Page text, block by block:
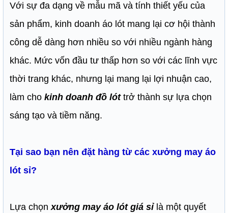
Với sự đa dạng về mẫu mã và tính thiết yếu của
sản phẩm, kinh doanh áo lót mang lại cơ hội thành
công dễ dàng hơn nhiều so với nhiều ngành hàng
khác. Mức vốn đầu tư thấp hơn so với các lĩnh vực
thời trang khác, nhưng lại mang lại lợi nhuận cao,
làm cho kinh doanh đồ lót trở thành sự lựa chọn
sáng tạo và tiềm năng.
Tại sao bạn nên đặt hàng từ các xưởng may áo
lót sỉ?
Lựa chọnxưởng may áo lót giá sỉlà một quyết